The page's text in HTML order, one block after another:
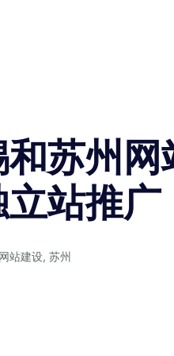
苏州网
站推广
网站建设, 苏州